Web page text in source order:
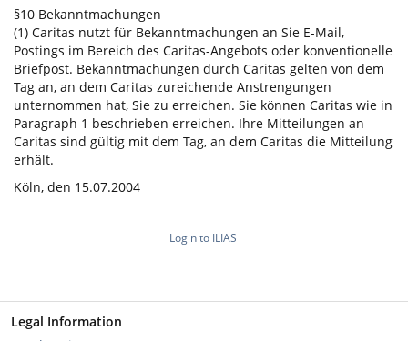
§10 Bekanntmachungen
(1) Caritas nutzt für Bekanntmachungen an Sie E-Mail,
Postings im Bereich des Caritas-Angebots oder konventionelle
Briefpost. Bekanntmachungen durch Caritas gelten von dem
Tag an, an dem Caritas zureichende Anstrengungen
unternommen hat, Sie zu erreichen. Sie können Caritas wie in
Paragraph 1 beschrieben erreichen. Ihre Mitteilungen an
Caritas sind gültig mit dem Tag, an dem Caritas die Mitteilung
erhält.
Köln, den 15.07.2004
Login to ILIAS
Legal Information